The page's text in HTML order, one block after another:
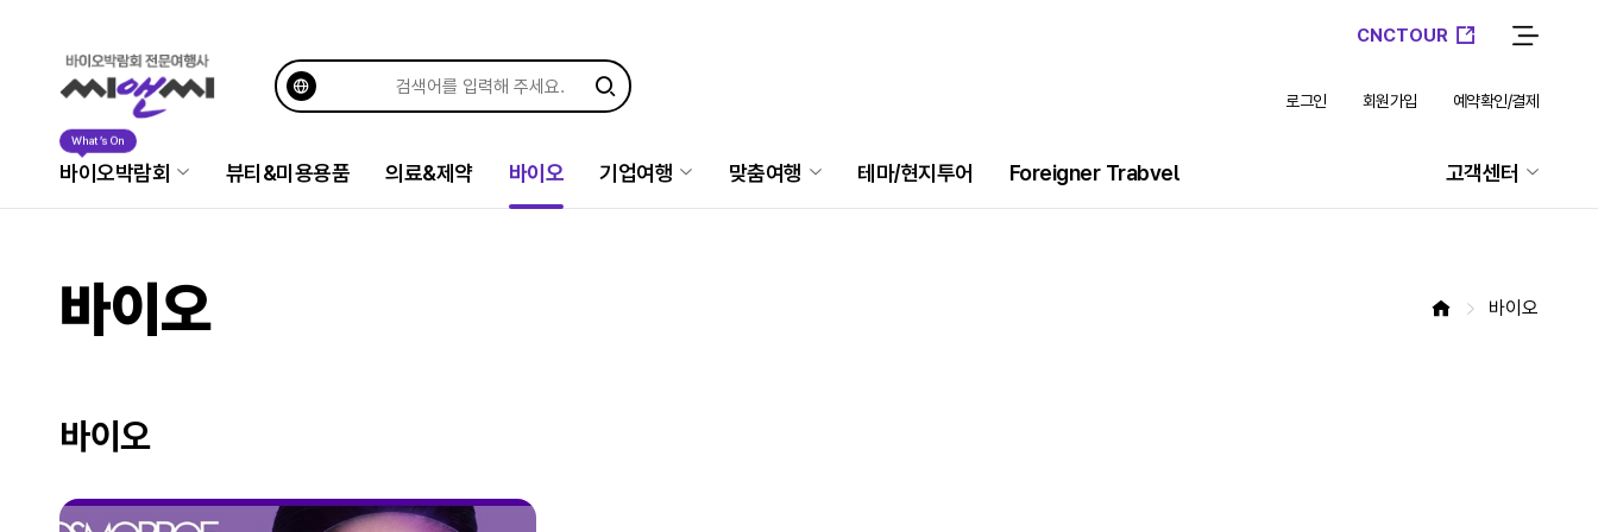
CNCTOUR
로그인 회원가입 예약확인/결제
What’s On
바이오박람회 뷰티&미용용품 의료&제약 바이오 기업여행 맞춤여행 테마/현지투어 Foreigner Trabvel 고객센터
바이오
바이오
바이오